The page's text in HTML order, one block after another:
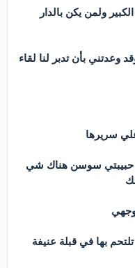
ولمن يكن بالدار
وعدتني بأن تدبر لنا لقاء
سريرها
سوسن هناك شي
بها في قبلة عنيفة